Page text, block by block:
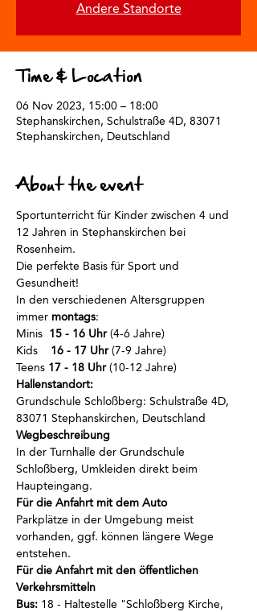
Andere Standorte
Time & Location
06 Nov 2023, 15:00 – 18:00
Stephanskirchen, Schulstraße 4D, 83071
Stephanskirchen, Deutschland
About the event
Sportunterricht für Kinder zwischen 4 und
12 Jahren in Stephanskirchen bei
Rosenheim.
Die perfekte Basis für Sport und
Gesundheit!
In den verschiedenen Altersgruppen
immer montags:
Minis 15 - 16 Uhr (4-6 Jahre)
Kids 16 - 17 Uhr (7-9 Jahre)
Teens 17 - 18 Uhr (10-12 Jahre)
Hallenstandort:
Grundschule Schloßberg: Schulstraße 4D,
83071 Stephanskirchen, Deutschland
Wegbeschreibung
In der Turnhalle der Grundschule
Schloßberg, Umkleiden direkt beim
Haupteingang.
Für die Anfahrt mit dem Auto
Parkplätze in der Umgebung meist
vorhanden, ggf. können längere Wege
entstehen.
Für die Anfahrt mit den öffentlichen
Verkehrsmitteln
Bus: 18 - Haltestelle "Schloßberg Kirche,